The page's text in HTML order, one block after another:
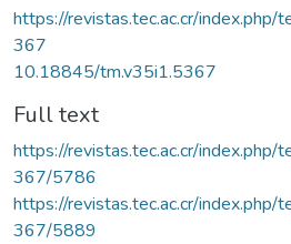
https://revistas.tec.ac.cr/index.php/
367
10.18845/tm.v35i1.5367
Full text
https://revistas.tec.ac.cr/index.php/
367/5786
https://revistas.tec.ac.cr/index.php/
367/5889